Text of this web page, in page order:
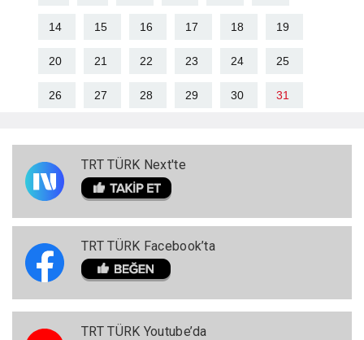
14 15 16 17 18 19
20 21 22 23 24 25
26 27 28 29 30 31
TRT TÜRK Next'te
TRT TÜRK Facebook’ta
TRT TÜRK Youtube’da